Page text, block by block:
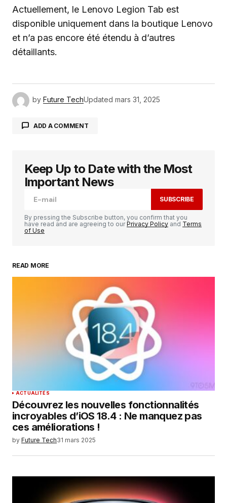
Actuellement, le Lenovo Legion Tab est
disponible uniquement dans la boutique Lenovo
et n’a pas encore été étendu à d’autres
détaillants.
by Future TechUpdated mars 31, 2025
ADD A COMMENT
Votre adresse e-mail ne sera pas publiée. Les
champs obligatoires sont indiqués avec
Your Name
Enregistrer mon nom, mon e-mail et mon
site dans le navigateur pour mon prochain
commentaire.
SUBMIT COMMENT
Keep Up to Date with the Most
Important News
SUBSCRIBE
By pressing the Subscribe button, you confirm that you
have read and are agreeing to ourPrivacy Policy and Terms
of Use
READ MORE
ACTUALITÉS
Découvrez les nouvelles fonctionnalités
incroyables d’iOS 18.4 : Ne manquez pas
ces améliorations !
by Future Tech31 mars 2025